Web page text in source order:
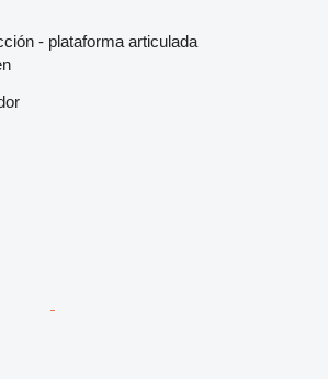
- plataforma articulada